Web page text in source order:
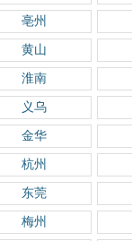
亳州
黄山
淮南
义乌
金华
杭州
东莞
梅州